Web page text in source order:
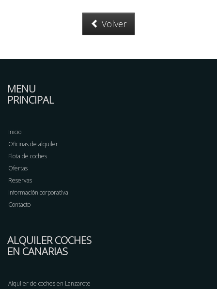
Volver
MENU
PRINCIPAL
Inicio
Oficinas de alquiler
Flota de coches
Ofertas
Reservas
Información corporativa
Contacto
ALQUILER COCHES
EN CANARIAS
Alquiler de coches en Lanzarote